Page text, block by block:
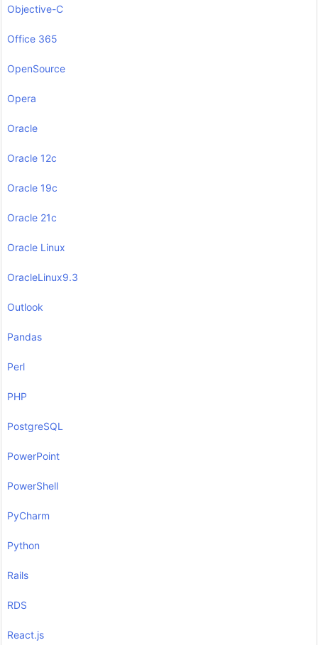
Objective-C
Office 365
OpenSource
Opera
Oracle
Oracle 12c
Oracle 19c
Oracle 21c
Oracle Linux
OracleLinux9.3
Outlook
Pandas
Perl
PHP
PostgreSQL
PowerPoint
PowerShell
PyCharm
Python
Rails
RDS
React.js